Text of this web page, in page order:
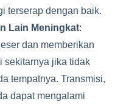
terserap dengan baik.
Lain Meningkat:
dan memberikan
sekitarnya jika tidak
tempatnya. Transmisi,
dapat mengalami